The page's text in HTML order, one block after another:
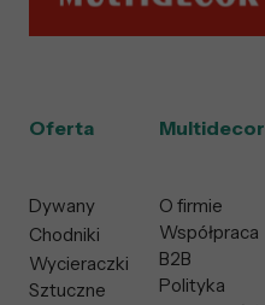
Oferta
Dywany
Chodniki
Wycieraczki
Sztuczne
Multidecor
O firmie
Współpraca
B2B
Polityka